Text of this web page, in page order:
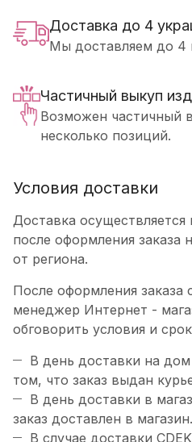
Доставка до 4
Мы доставляем до 4
Частичный выкуп
Возможен частичный
несколько позиций.
Условия доставки
Доставка
после оформления заказа
от региона.
После оформления заказа
менеджер Интернет -
обговорить условия и
В день доставки на
том, что заказ выдан
В день доставки в
заказ доставлен в магазин.
В случае доставки